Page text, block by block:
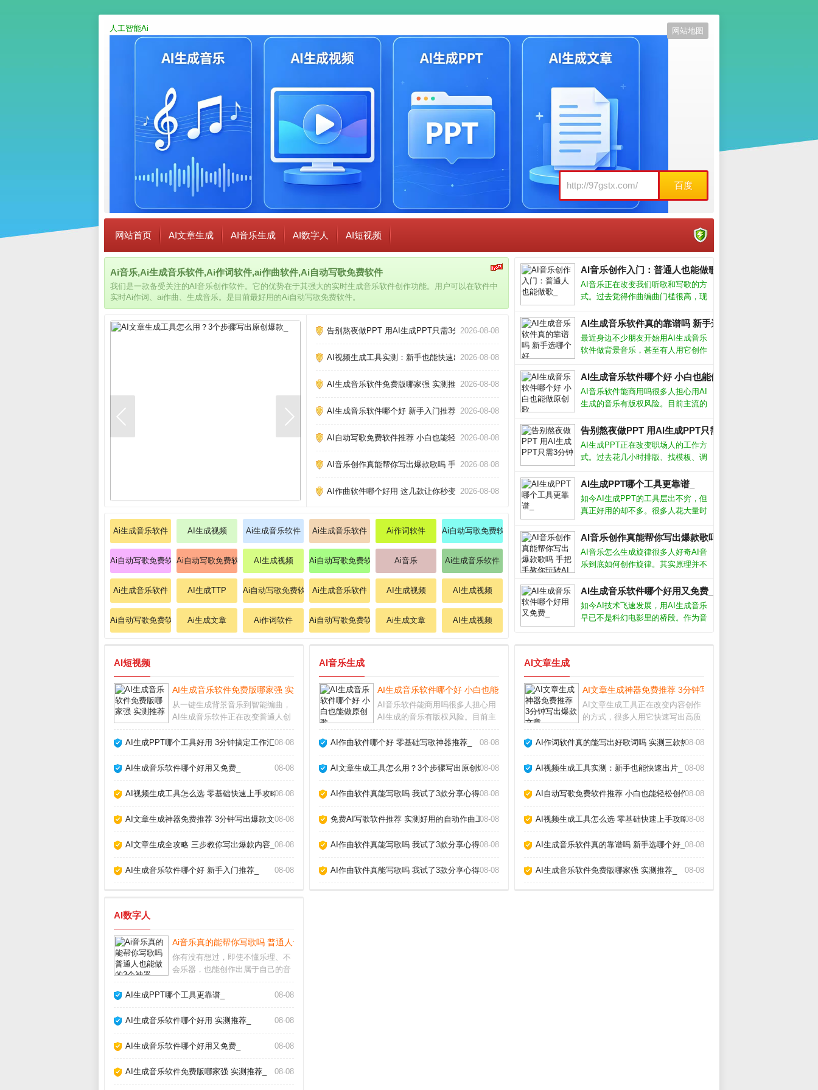
人工智能Ai
百度
网站地图
网站首页 AI文章生成 AI音乐生成 AI数字人 AI短视频
Ai音乐,Ai生成音乐软件,Ai作词软件,ai作曲软件,Ai自动写歌免费软件
我们是一款备受关注的AI音乐创作软件。它的优势在于其强大的实时生成音乐软件创作功能。用户可以在软件中
实时Ai作词、ai作曲、生成音乐。是目前最好用的Ai自动写歌免费软件。
告别熬夜做PPT 用AI生成PPT只需3分钟_2026-08-08
AI视频生成工具实测：新手也能快速出片_2026-08-08
AI生成音乐软件免费版哪家强 实测推荐_2026-08-08
AI生成音乐软件哪个好 新手入门推荐_ 2026-08-08
AI自动写歌免费软件推荐 小白也能轻松创作_
2026-08-08
AI音乐创作真能帮你写出爆款歌吗 手把手教你玩转AI作歌_
2026-08-08
AI作曲软件哪个好用 这几款让你秒变作曲家_
2026-08-08
Ai生成音乐软件 AI生成视频 Ai生成音乐软件 Ai生成音乐软件 Ai作词软件 Ai自动写歌免费软件
Ai自动写歌免费软件Ai自动写歌免费软件 AI生成视频 Ai自动写歌免费软件 Ai音乐 Ai生成音乐软件
Ai生成音乐软件 AI生成TTP Ai自动写歌免费软件Ai生成音乐软件 AI生成视频 AI生成视频
Ai自动写歌免费软件 Ai生成文章 Ai作词软件 Ai自动写歌免费软件 Ai生成文章 AI生成视频
AI音乐创作入门：普通人也能做歌_
AI音乐正在改变我们听歌和写歌的方
式。过去觉得作曲编曲门槛很高，现
也能快速生成完整的伴奏甚至人声。
这不仅是技术突破，更让音乐创作变
得人人可尝试。AI音乐怎么制作市面
AI生成音乐软件真的靠谱吗 新手选哪个好_
最近身边不少朋友开始用AI生成音乐
软件做背景音乐，甚至有人用它创作
了十几款主流工具后发现，选对软件
确实能大幅提升效率，但盲目跟风也
可能踩坑。AI生成音乐软件怎么选市
AI生成音乐软件哪个好 小白也能做原创歌_
AI音乐软件能商用吗很多人担心用AI
生成的音乐有版权风险。目前主流的
Udio，都允许付费用户将生成的音乐
用于商业用途，但免费版通常只能个
人使用。不同平台的具体条款差异很
告别熬夜做PPT 用AI生成PPT只需3分钟_
AI生成PPT正在改变职场人的工作方
式。过去花几小时排版、找模板、调
主题或上传文档，就能自动生成结构
清晰、设计专业的演示文稿。这项技
术不仅节省时间，更让内容表达变得
AI生成PPT哪个工具更靠谱_
如今AI生成PPT的工具层出不穷，但
真正好用的却不多。很多人花大量时
AI一键生成。本文结合我使用多款工
具的实测经验，帮你避开那些“假智
能”的坑，找到最适合自己的AI做P
AI音乐创作真能帮你写出爆款歌吗 手把手教你玩转AI作歌_
AI音乐怎么生成旋律很多人好奇AI音
乐到底如何创作旋律。其实原理并不
奏、和弦走向和音高变化，逐渐掌握
了人类音乐的基本规律。你只需输入
风格关键词，比如“忧伤的钢琴曲”或
AI生成音乐软件哪个好用又免费_
如今AI技术飞速发展，用AI生成音乐
早已不是科幻电影里的桥段。作为音
AI短视频
AI生成音乐软件免费版哪家强 实测推荐_
从一键生成背景音乐到智能编曲，
AI生成音乐软件正在改变普通人创
作者、游戏开发者还是音乐爱好
版税的原创配乐。但面对市面上层
AI生成PPT哪个工具好用 3分钟搞定工作汇报_
08-08
AI生成音乐软件哪个好用又免费_ 08-08
AI视频生成工具怎么选 零基础快速上手攻略_08-08
AI文章生成神器免费推荐 3分钟写出爆款文章_
08-08
AI文章生成全攻略 三步教你写出爆款内容_ 08-08
AI生成音乐软件哪个好 新手入门推荐_ 08-08
AI音乐生成
AI生成音乐软件哪个好 小白也能做原创歌_
AI音乐软件能商用吗很多人担心用
AI生成的音乐有版权风险。目前主
Udio，都允许付费用户将生成的音
能个人使用。不同平台的具体条款
AI作曲软件哪个好 零基础写歌神器推荐_ 08-08
AI文章生成工具怎么用？3个步骤写出原创爆款_
08-08
AI作曲软件真能写歌吗 我试了3款分享心得_08-08
免费AI写歌软件推荐 实测好用的自动作曲工具_
08-08
AI作曲软件真能写歌吗 我试了3款分享心得_08-08
AI作曲软件真能写歌吗 我试了3款分享心得_08-08
AI文章生成
AI文章生成神器免费推荐 3分钟写出爆款文章_
AI文章生成工具正在改变内容创作
的方式，很多人用它快速写出高质
吗？我用了半年多，从最初的怀疑
成助手而非主角。它能帮你突破灵
AI作词软件真的能写出好歌词吗 实测三款热门工具告诉你答案_
08-08
AI视频生成工具实测：新手也能快速出片_ 08-08
AI自动写歌免费软件推荐 小白也能轻松创作_08-08
AI视频生成工具怎么选 零基础快速上手攻略_08-08
AI生成音乐软件真的靠谱吗 新手选哪个好_ 08-08
AI生成音乐软件免费版哪家强 实测推荐_ 08-08
AI数字人
Ai音乐真的能帮你写歌吗 普通人也能做的3个神器_
你有没有想过，即使不懂乐理、不
会乐器，也能创作出属于自己的音
切变成现实。从自动生成旋律到智
乐正在降低创作门槛，让每个人都
AI生成PPT哪个工具更靠谱_ 08-08
AI生成音乐软件哪个好用 实测推荐_ 08-08
AI生成音乐软件哪个好用又免费_ 08-08
AI生成音乐软件免费版哪家强 实测推荐_ 08-08